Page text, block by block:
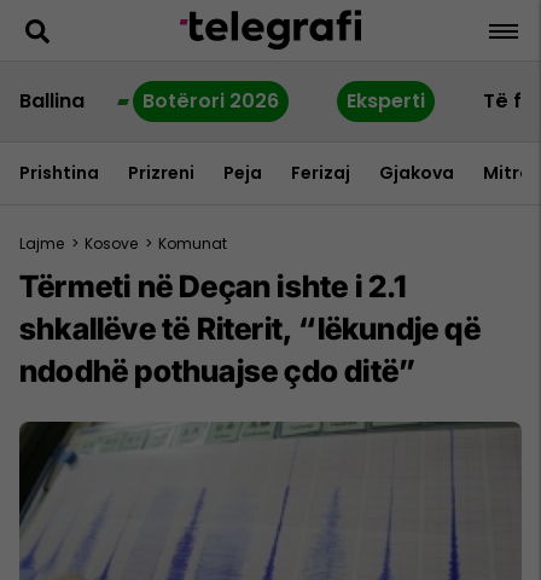
Ballina Botërori 2026 Eksperti Të
Prishtina Prizreni Peja Ferizaj Gjakova
Lajme > Kosove > Komunat
Tërmeti në Deçan ishte i 2.1
shkallëve të Riterit, “lëkundje që
ndodhë pothuajse çdo ditë”